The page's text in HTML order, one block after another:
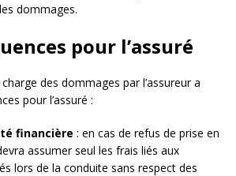
dommages.
pour l’assuré
des dommages par l’assureur a
pour l’assuré :
financière : en cas de refus de prise en
assumer seul les frais liés aux
lors de la conduite sans respect des